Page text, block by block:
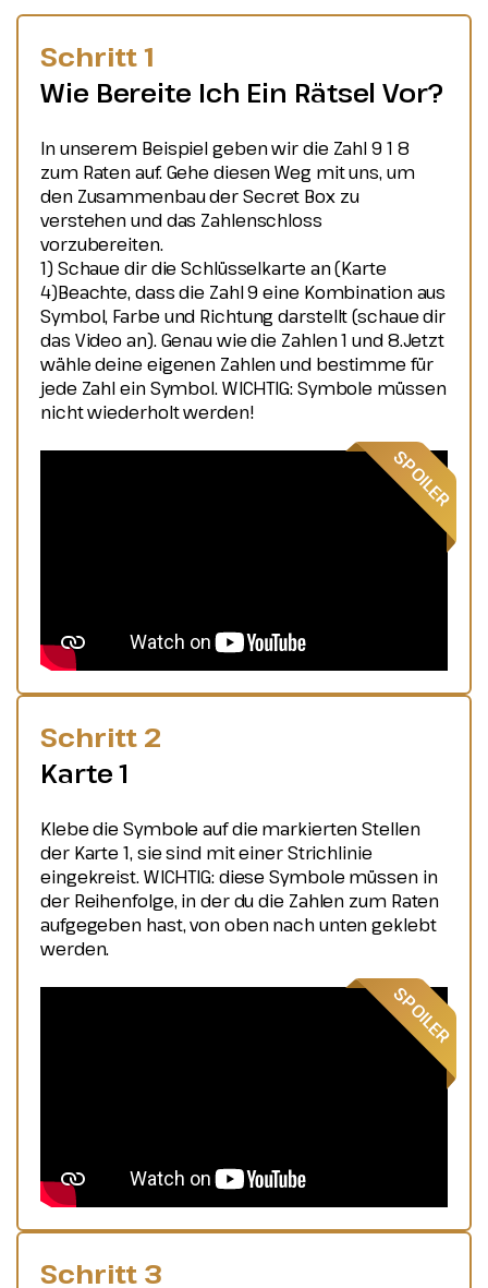
Schritt 1
Wie Bereite Ich Ein Rätsel Vor?
In unserem Beispiel geben wir die Zahl 9 1 8
zum Raten auf. Gehe diesen Weg mit uns, um
den Zusammenbau der Secret Box zu
verstehen und das Zahlenschloss
vorzubereiten.
1) Schaue dir die Schlüsselkarte an (Karte
4)Beachte, dass die Zahl 9 eine Kombination aus
Symbol, Farbe und Richtung darstellt (schaue dir
das Video an). Genau wie die Zahlen 1 und 8.Jetzt
wähle deine eigenen Zahlen und bestimme für
jede Zahl ein Symbol. WICHTIG: Symbole müssen
nicht wiederholt werden!
Schritt 2
Karte 1
Klebe die Symbole auf die markierten Stellen
der Karte 1, sie sind mit einer Strichlinie
eingekreist. WICHTIG: diese Symbole müssen in
der Reihenfolge, in der du die Zahlen zum Raten
aufgegeben hast, von oben nach unten geklebt
werden.
Schritt 3